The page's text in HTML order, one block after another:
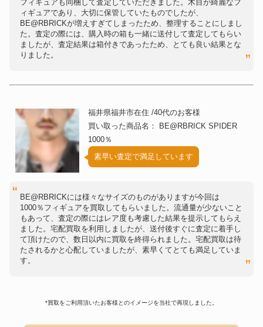
フィギュアも同梱して査定していただきました。木目が綺麗なフ
ィギュアであり、大切に保管していたものでしたが、
BE@RBRICKが増えすぎてしまったため、整理することにしまし
た。査定の際には、購入時の箱も一緒に送付して査定してもらい
ましたが、査定結果は箱付きであったため、とても良い結果とな
りました。
福井県福井市在住 /40代のお客様
買い取った商品名： BE@RBRICK SPIDER
1000％
素早い査定で満足しています
BE@RBRICKには様々なサイズのものがありますが今回は
1000％フィギュアを買取してもらいました。流通量が少ないこと
もあって、査定の際にはレア度も考慮した結果を提示してもらえ
ました。宅配買取を利用しましたが、送付後すぐに査定に着手し
て頂けたので、数日以内に買取を終得られました。宅配買取は待
たされるかと心配していましたが、素早くてとても満足していま
す。
*買取をご利用頂いたお客様とのイメージを当社で再現しました。